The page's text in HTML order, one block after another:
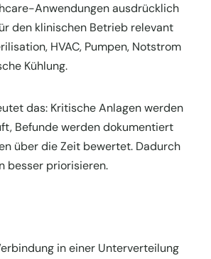
Anwendungen ausdrücklich
den klinischen Betrieb relevant
HVAC, Pumpen, Notstrom
Kühlung.
das: Kritische Anlagen werden
Befunde werden dokumentiert
über die Zeit bewertet. Dadurch
besser priorisieren.
in einer Unterverteilung